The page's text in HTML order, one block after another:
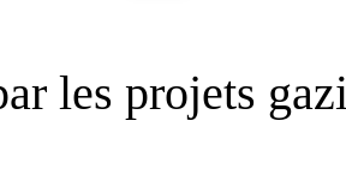
les projets